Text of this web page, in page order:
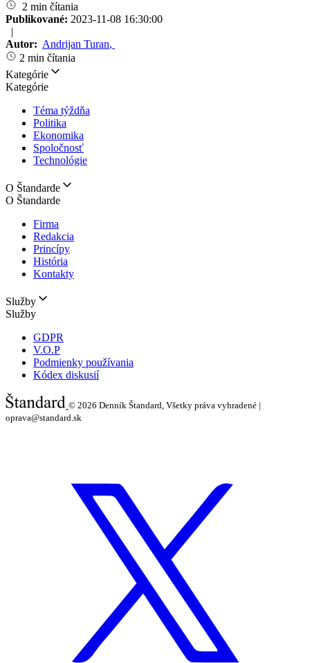
2 min čítania
Publikované: 2023-11-08 16:30:00
|
Autor: Andrijan Turan,
2 min čítania
Kategórie
Kategórie
Téma týždňa
Politika
Ekonomika
Spoločnosť
Technológie
O Štandarde
O Štandarde
Firma
Redakcia
Princípy
História
Kontakty
Služby
Služby
GDPR
V.O.P
Podmienky používania
Kódex diskusií
© 2026 Denník Štandard, Všetky práva vyhradené |
oprava@standard.sk